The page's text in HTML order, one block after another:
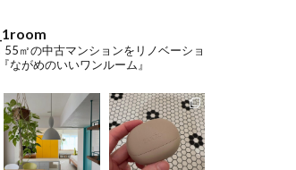
55㎡の中古マンションをリノベーショ
ながめのいいワンルーム』